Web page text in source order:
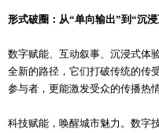
形式破圈：从“单向输出”到“沉浸
数字赋能、互动叙事、沉浸式体
全新的路径，它们打破传统的传
参与者，更能激发受众的传播热情
科技赋能，唤醒城市魅力。数字